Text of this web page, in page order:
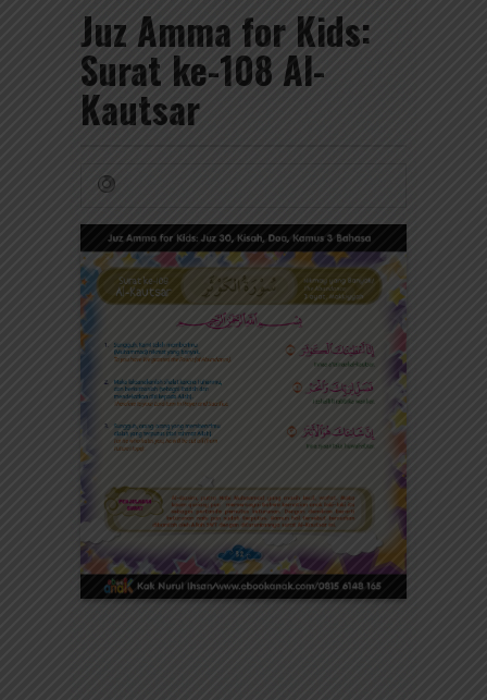
Juz Amma for Kids:
Surat ke-108 Al-
Kautsar